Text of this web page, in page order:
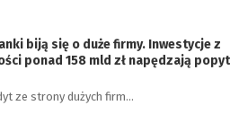
biją się o duże firmy. Inwestycje z
ponad 158 mld zł napędzają popyt
ze strony dużych firm…